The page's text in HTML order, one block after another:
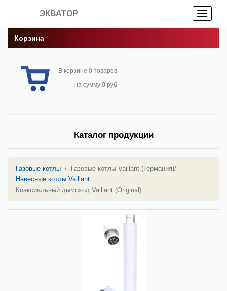
ЭКВАТОР
Корзина
В корзине 0 товаров
на сумму 0 руб
Каталог продукции
Газовые котлы Газовые котлы Vaillant (Германия)/
Навесные котлы Vaillant
Коаксиальный дымоход Vaillant (Original)